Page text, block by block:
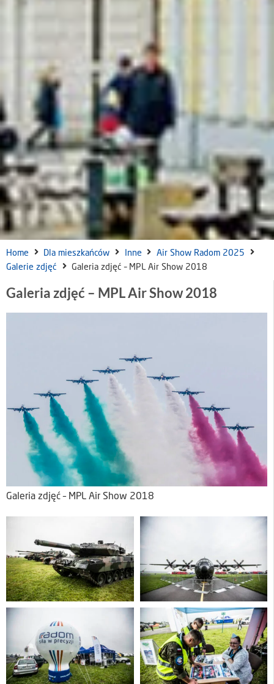
Home Dla mieszkańców Inne
Air Show Radom 2025
Galerie zdjęć
Galeria zdjęć – MPL Air Show 2018
Galeria zdjęć – MPL Air Show 2018
Galeria zdjęć – MPL Air Show 2018